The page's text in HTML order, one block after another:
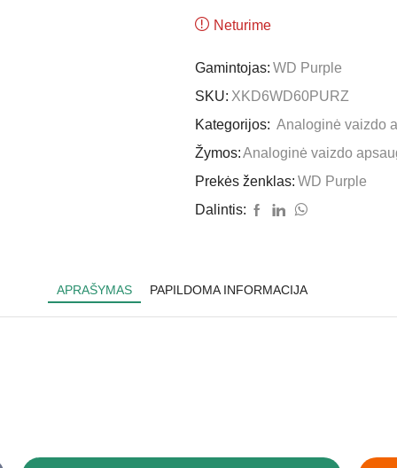
Neturime
Gamintojas: WD Purple
SKU: XKD6WD60PURZ
Kategorijos: Analoginė vaizdo
Žymos:Analoginė vaizdo
Prekės ženklas: WD Purple
Dalintis:
APRAŠYMAS PAPILDOMA INFORMACIJA